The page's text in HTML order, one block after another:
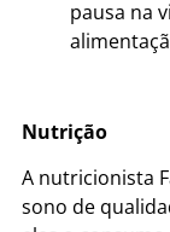
pausa na
Nutrição
A nutricionista
sono de